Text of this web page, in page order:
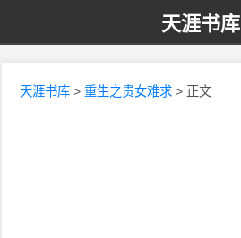
天涯书库
天涯书库 >重生之贵女难求 > 正文